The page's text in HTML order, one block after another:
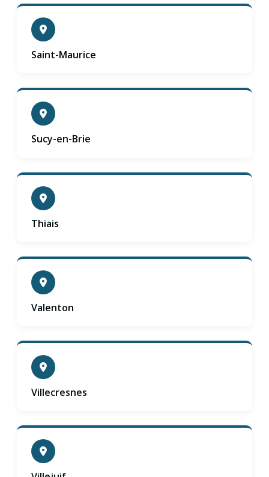
Saint-Maurice
Sucy-en-Brie
Thiais
Valenton
Villecresnes